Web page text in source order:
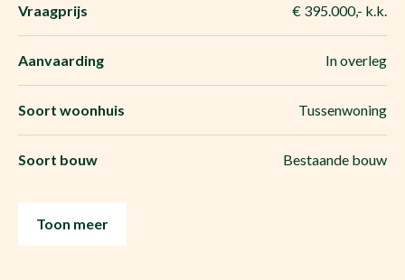
Vraagprijs € 395.000,- k.k.
Aanvaarding In overleg
Soort woonhuis Tussenwoning
Soort bouw Bestaande bouw
Toon meer